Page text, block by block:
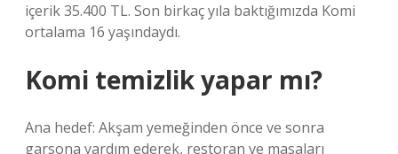
içerik 35.400 TL. Son birkaç yıla baktığımızda Komi
ortalama 16 yaşındaydı.
Komi temizlik yapar mı?
Ana hedef: Akşam yemeğinden önce ve sonra
garsona yardım ederek, restoran ve masaları